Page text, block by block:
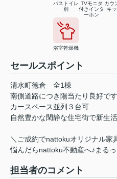
バストイレ
別
TVモニタ
付きインタ
ーホン
カウ
キ
浴室乾燥機
セールスポイント
清水町徳倉 全1棟
南側道路につき陽当たり良好で
カースペース並列３台可
自然豊かな閑静な住宅街で新生活
＼ご成約でnattokuオリジナル家
悩んだらnattoku不動産へ♪まる
担当者のコメント